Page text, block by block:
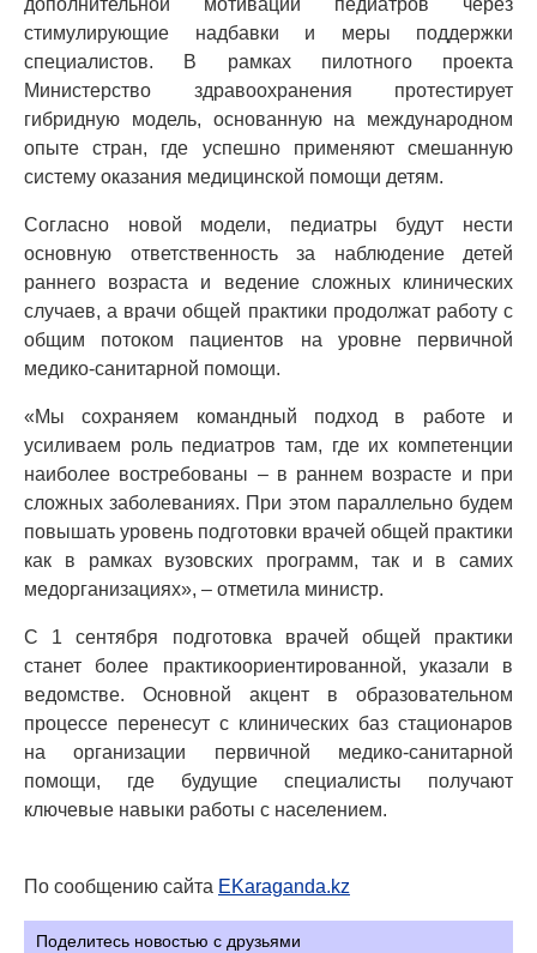
дополнительной мотивации педиатров через
стимулирующие надбавки и меры поддержки
специалистов. В рамках пилотного проекта
Министерство здравоохранения протестирует
гибридную модель, основанную на международном
опыте стран, где успешно применяют смешанную
систему оказания медицинской помощи детям.
Согласно новой модели, педиатры будут нести
основную ответственность за наблюдение детей
раннего возраста и ведение сложных клинических
случаев, а врачи общей практики продолжат работу с
общим потоком пациентов на уровне первичной
медико-санитарной помощи.
«Мы сохраняем командный подход в работе и
усиливаем роль педиатров там, где их компетенции
наиболее востребованы – в раннем возрасте и при
сложных заболеваниях. При этом параллельно будем
повышать уровень подготовки врачей общей практики
как в рамках вузовских программ, так и в самих
медорганизациях», – отметила министр.
С 1 сентября подготовка врачей общей практики
станет более практикоориентированной, указали в
ведомстве. Основной акцент в образовательном
процессе перенесут с клинических баз стационаров
на организации первичной медико-санитарной
помощи, где будущие специалисты получают
ключевые навыки работы с населением.
По сообщению сайта EKaraganda.kz
Поделитесь новостью с друзьями